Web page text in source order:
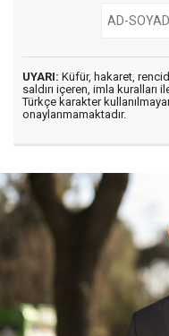
UYARI: Küfür, hakaret,
saldırı içeren, imla kuralları
Türkçe karakter
onaylanmamaktadır.